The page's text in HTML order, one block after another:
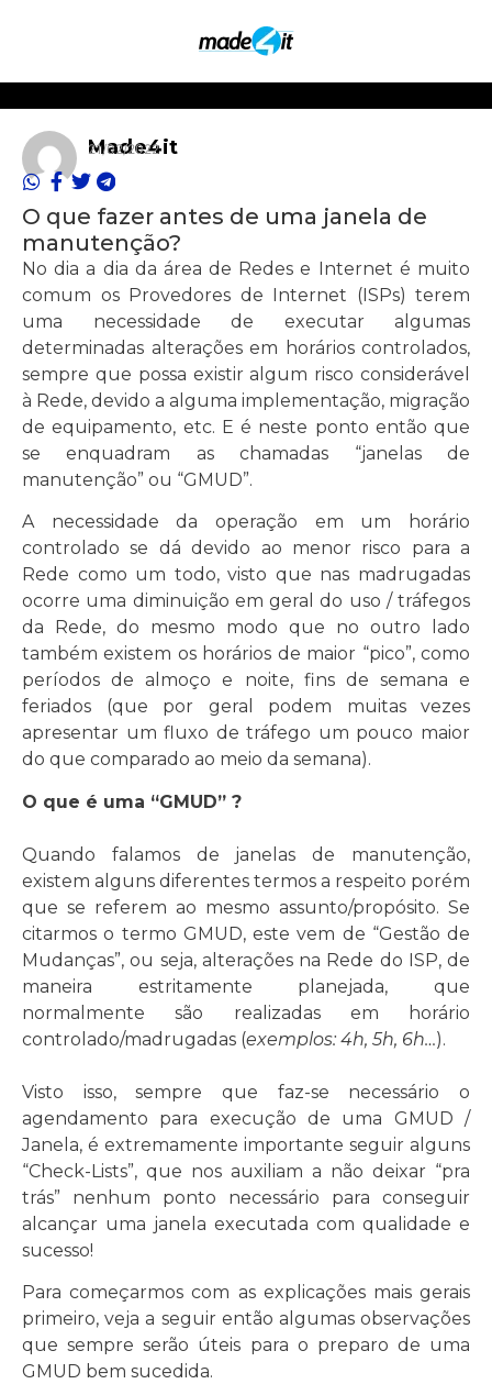
Made4it
21/02/2022
O que fazer antes de uma janela de
manutenção?
No dia a dia da área de Redes e Internet é muito
comum os Provedores de Internet (ISPs) terem
uma necessidade de executar algumas
determinadas alterações em horários controlados,
sempre que possa existir algum risco considerável
à Rede, devido a alguma implementação, migração
de equipamento, etc. E é neste ponto então que
se enquadram as chamadas “janelas de
manutenção” ou “GMUD”.
A necessidade da operação em um horário
controlado se dá devido ao menor risco para a
Rede como um todo, visto que nas madrugadas
ocorre uma diminuição em geral do uso / tráfegos
da Rede, do mesmo modo que no outro lado
também existem os horários de maior “pico”, como
períodos de almoço e noite, fins de semana e
feriados (que por geral podem muitas vezes
apresentar um fluxo de tráfego um pouco maior
do que comparado ao meio da semana).
O que é uma “GMUD” ?
Quando falamos de janelas de manutenção,
existem alguns diferentes termos a respeito porém
que se referem ao mesmo assunto/propósito. Se
citarmos o termo GMUD, este vem de “Gestão de
Mudanças”, ou seja, alterações na Rede do ISP, de
maneira estritamente planejada, que
normalmente são realizadas em horário
controlado/madrugadas (exemplos: 4h, 5h, 6h…).
Visto isso, sempre que faz-se necessário o
agendamento para execução de uma GMUD /
Janela, é extremamente importante seguir alguns
“Check-Lists”, que nos auxiliam a não deixar “pra
trás” nenhum ponto necessário para conseguir
alcançar uma janela executada com qualidade e
sucesso!
Para começarmos com as explicações mais gerais
primeiro, veja a seguir então algumas observações
que sempre serão úteis para o preparo de uma
GMUD bem sucedida.